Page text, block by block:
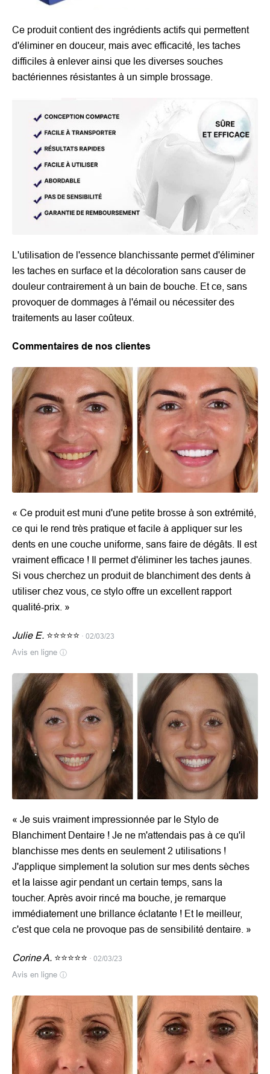
Ce produit contient des ingrédients actifs qui permettent
d'éliminer en douceur, mais avec efficacité, les taches
difficiles à enlever ainsi que les diverses souches
bactériennes résistantes à un simple brossage.
L'utilisation de l'essence blanchissante permet d'éliminer
les taches en surface et la décoloration sans causer de
douleur contrairement à un bain de bouche. Et ce, sans
provoquer de dommages à l'émail ou nécessiter des
traitements au laser coûteux.
Commentaires de nos clientes
« Ce produit est muni d'une petite brosse à son extrémité,
ce qui le rend très pratique et facile à appliquer sur les
dents en une couche uniforme, sans faire de dégâts. Il est
vraiment efficace ! Il permet d'éliminer les taches jaunes.
Si vous cherchez un produit de blanchiment des dents à
utiliser chez vous, ce stylo offre un excellent rapport
qualité-prix. »
Julie E. ⭐⭐⭐⭐⭐ · 02/03/23
Avis en ligne ⓘ
« Je suis vraiment impressionnée par le Stylo de
Blanchiment Dentaire ! Je ne m'attendais pas à ce qu'il
blanchisse mes dents en seulement 2 utilisations !
J'applique simplement la solution sur mes dents sèches
et la laisse agir pendant un certain temps, sans la
toucher. Après avoir rincé ma bouche, je remarque
immédiatement une brillance éclatante ! Et le meilleur,
c'est que cela ne provoque pas de sensibilité dentaire. »
Corine A. ⭐⭐⭐⭐⭐ · 02/03/23
Avis en ligne ⓘ